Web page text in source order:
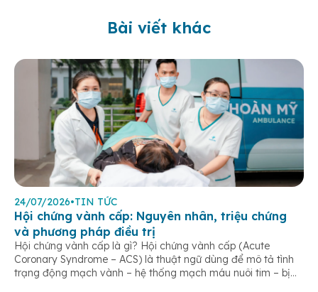
Bài viết khác
24/07/2026•TIN TỨC
Hội chứng vành cấp: Nguyên nhân, triệu chứng
và phương pháp điều trị
Hội chứng vành cấp là gì? Hội chứng vành cấp (Acute
Coronary Syndrome – ACS) là thuật ngữ dùng để mô tả tình
trạng động mạch vành – hệ thống mạch máu nuôi tim – bị